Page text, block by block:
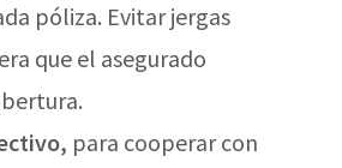
póliza. Evitar jergas
que el asegurado
para cooperar con